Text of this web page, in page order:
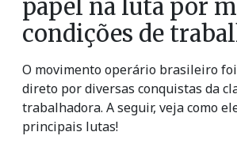
papel na luta por
condições de
O movimento operário brasileiro
direto por diversas conquistas da
trabalhadora. A seguir, veja como
principais lutas!